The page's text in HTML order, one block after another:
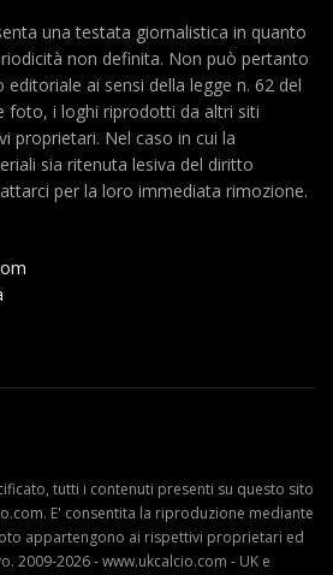
una testata giornalistica in quanto
non definita. Non può pertanto
ai sensi della legge n. 62 del
foto, i loghi riprodotti da altri siti
proprietari. Nel caso in cui la
sia ritenuta lesiva del diritto
per la loro immediata rimozione.
tutti i contenuti presenti su questo sito
E' consentita la riproduzione mediante
appartengono ai rispettivi proprietari ed
2009-2026 - www.ukcalcio.com - UK e